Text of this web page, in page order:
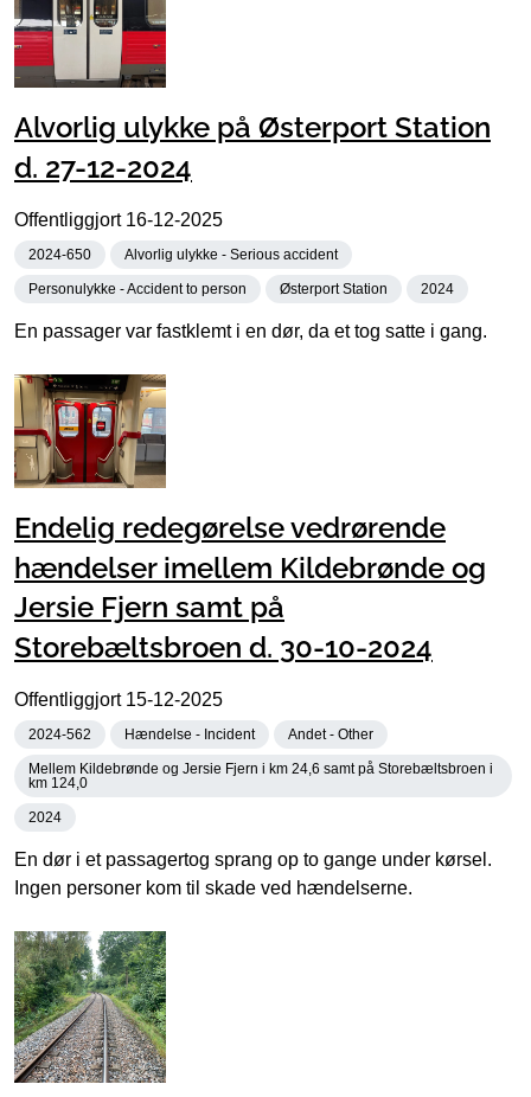
Alvorlig ulykke på Østerport Station
d. 27-12-2024
Offentliggjort 16-12-2025
2024-650 Alvorlig ulykke - Serious accident
Personulykke - Accident to person Østerport Station 2024
En passager var fastklemt i en dør, da et tog satte i gang.
Endelig redegørelse vedrørende
hændelser imellem Kildebrønde og
Jersie Fjern samt på
Storebæltsbroen d. 30-10-2024
Offentliggjort 15-12-2025
2024-562 Hændelse - Incident Andet - Other
Mellem Kildebrønde og Jersie Fjern i km 24,6 samt på Storebæltsbroen i
km 124,0
2024
En dør i et passagertog sprang op to gange under kørsel.
Ingen personer kom til skade ved hændelserne.